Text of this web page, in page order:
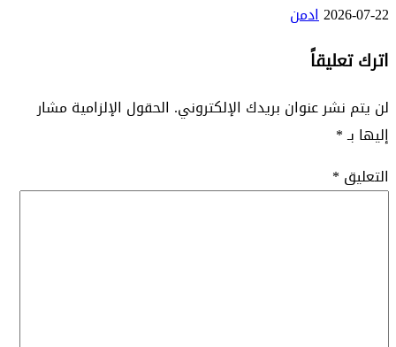
2026-07-22ادمن
اترك تعليقاً
لن يتم نشر عنوان بريدك الإلكتروني. الحقول الإلزامية مشار
إليها بـ*
التعليق *